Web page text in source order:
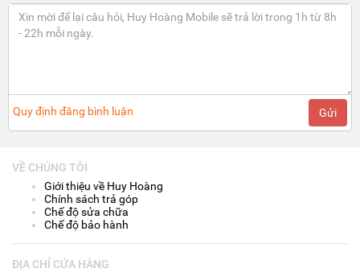
Quy định đăng bình luận Gửi
VỀ CHÚNG TÔI
Giới thiệu về Huy Hoàng
Chính sách trả góp
Chế độ sửa chữa
Chế độ bảo hành
ĐỊA CHỈ CỬA HÀNG